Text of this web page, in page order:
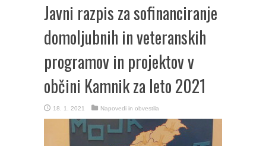
Javni razpis za sofinanciranje
domoljubnih in veteranskih
programov in projektov v
občini Kamnik za leto 2021
18. 1. 2021 Napovedi in obvestila